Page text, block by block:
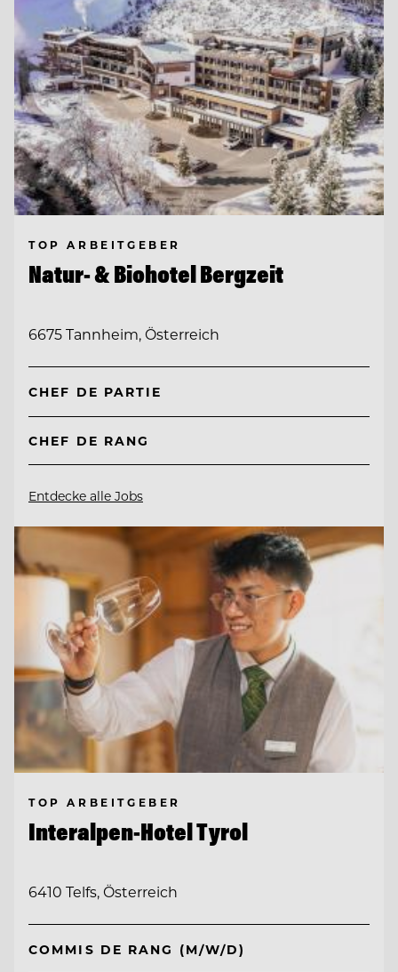
TOP ARBEITGEBER
Natur- & Biohotel Bergzeit
6675 Tannheim, Österreich
CHEF DE PARTIE
CHEF DE RANG
Entdecke alle Jobs
TOP ARBEITGEBER
Interalpen-Hotel Tyrol
6410 Telfs, Österreich
COMMIS DE RANG (M/W/D)